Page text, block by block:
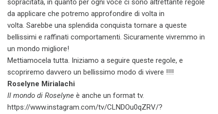
sopracitata, in quanto per ogni voce ci sono altrettante regole
da applicare che potremo approfondire di volta in
volta. Sarebbe una splendida conquista tornare a queste
bellissimi e raffinati comportamenti. Sicuramente vivremmo in
un mondo migliore!
Mettiamocela tutta. Iniziamo a seguire queste regole, e
scopriremo davvero un bellissimo modo di vivere !!!!
Roselyne Mirialachi
Il mondo di Roselyne è anche un format tv.
https://www.instagram.com/tv/CLNDOu0qZRV/?